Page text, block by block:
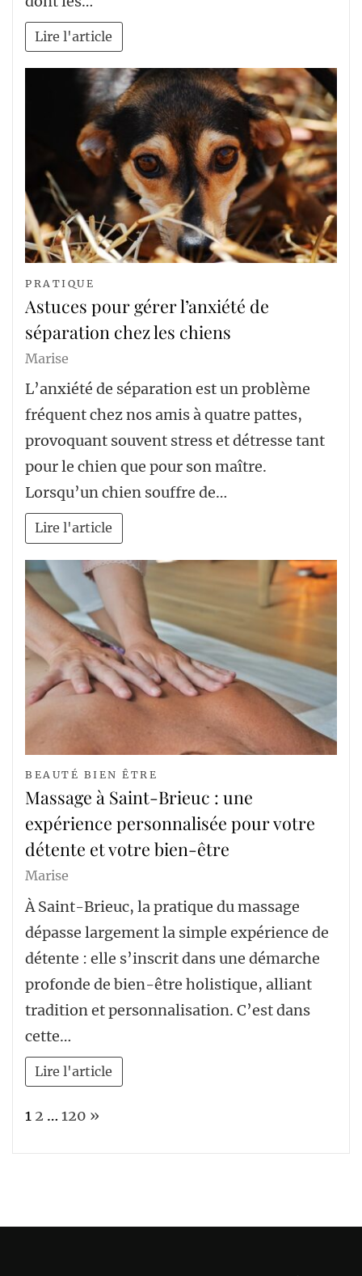
Lire l'article
PRATIQUE
Astuces pour gérer l’anxiété de
séparation chez les chiens
Marise
L’anxiété de séparation est un problème
fréquent chez nos amis à quatre pattes,
provoquant souvent stress et détresse tant
pour le chien que pour son maître.
Lorsqu’un chien souffre de…
Lire l'article
BEAUTÉ BIEN ÊTRE
Massage à Saint-Brieuc : une
expérience personnalisée pour votre
détente et votre bien-être
Marise
À Saint-Brieuc, la pratique du massage
dépasse largement la simple expérience de
détente : elle s’inscrit dans une démarche
profonde de bien-être holistique, alliant
tradition et personnalisation. C’est dans
cette…
Lire l'article
Page:
1 2 … 120 Next
»